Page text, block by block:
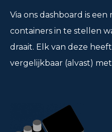
Via ons dashboard is een
containers in te stellen
draait. Elk van deze
vergelijkbaar (alvast) met